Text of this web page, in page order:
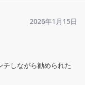
2026年1月15日
しながら勧められた